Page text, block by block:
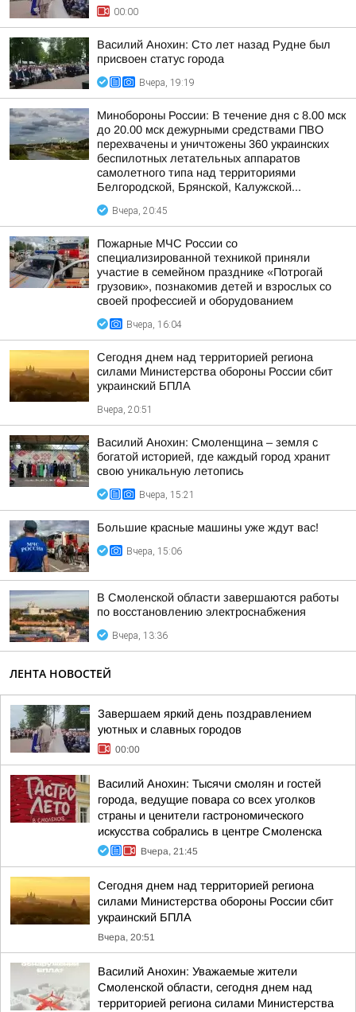
00:00
Василий Анохин: Сто лет назад Рудне был
присвоен статус города
Вчера, 19:19
Минобороны России: В течение дня с 8.00 мск
до 20.00 мск дежурными средствами ПВО
перехвачены и уничтожены 360 украинских
беспилотных летательных аппаратов
самолетного типа над территориями
Белгородской, Брянской, Калужской...
Вчера, 20:45
Пожарные МЧС России со
специализированной техникой приняли
участие в семейном празднике «Потрогай
грузовик», познакомив детей и взрослых со
своей профессией и оборудованием
Вчера, 16:04
Сегодня днем над территорией региона
силами Министерства обороны России сбит
украинский БПЛА
Вчера, 20:51
Василий Анохин: Смоленщина – земля с
богатой историей, где каждый город хранит
свою уникальную летопись
Вчера, 15:21
Большие красные машины уже ждут вас!
Вчера, 15:06
В Смоленской области завершаются работы
по восстановлению электроснабжения
Вчера, 13:36
ЛЕНТА НОВОСТЕЙ
Завершаем яркий день поздравлением
уютных и славных городов
00:00
Василий Анохин: Тысячи смолян и гостей
города, ведущие повара со всех уголков
страны и ценители гастрономического
искусства собрались в центре Смоленска
Вчера, 21:45
Сегодня днем над территорией региона
силами Министерства обороны России сбит
украинский БПЛА
Вчера, 20:51
Василий Анохин: Уважаемые жители
Смоленской области, сегодня днем над
территорией региона силами Министерства